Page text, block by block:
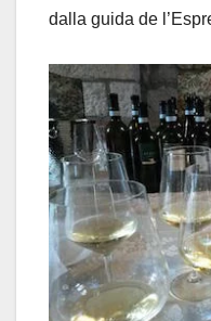
dalla guida de